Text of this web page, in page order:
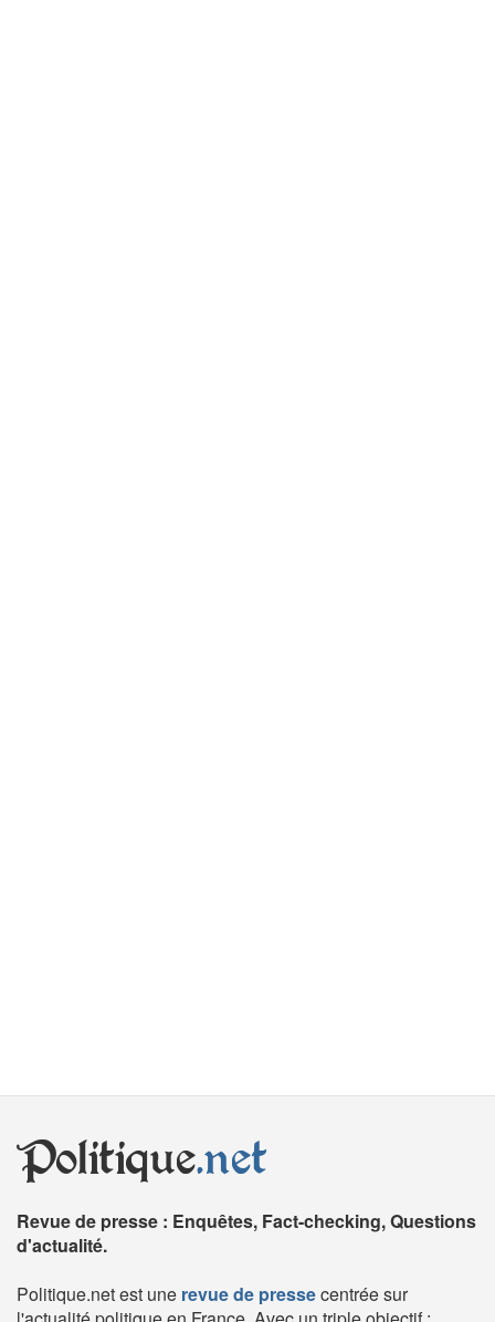
Politique.net
Revue de presse : Enquêtes, Fact-checking, Questions
d'actualité.
Politique.net est une revue de pressecentrée sur